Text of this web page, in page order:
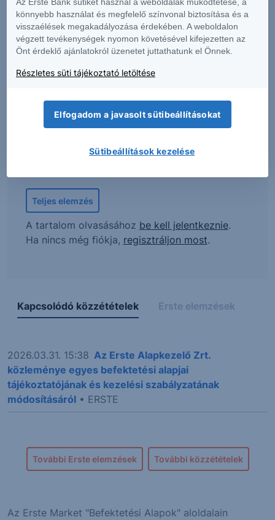
Kiemelt tartalmunk
teljesítmény ellensúlyozhatta a
devizaárfolyam-hatások okozta
ellenszelet
Teljes elemzés
A tartalom olvasásához be kell jelentkeznie.
Ha nincs még fiókja, regisztráljon most.
Kapcsolódó közzétételek Erste elemzések
2026.03.31. 15:38 Az Erste Alapkezelő Zrt.
közleménye egyes befektetési alapjai
tájékoztatójának és kezelési szabályzatának
módosításáról • ERSTE
További Erste elemzések További közzétételek
Az Erste Market "Befektetési Alapok" aloldalain
könnyebb használat és megfelelő színvonal biztosítása és a
visszaélések megakadályozása érdekében. A weboldalon
végzett tevékenységek nyomon követésével kifejezetten az
Önt érdeklő ajánlatokról üzenetet juttathatunk el Önnek.
Részletes süti tájékoztató letöltése
Elfogadom a javasolt sütibeállításokat
Sütibeállítások kezelése